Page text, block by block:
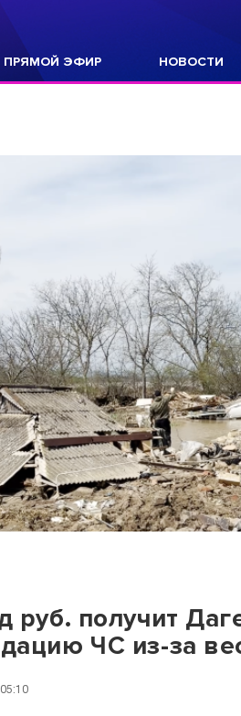
ПРЯМОЙ ЭФИР НОВОСТИ
руб. получит
ЧС из-за